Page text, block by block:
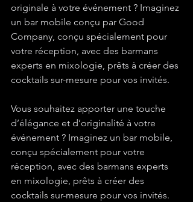
originale à votre événement ? Imaginez
un bar mobile conçu par Good
Company, conçu spécialement pour
votre réception, avec des barmans
experts en mixologie, prêts à créer des
cocktails sur-mesure pour vos invités.
Vous souhaitez apporter une touche
d’élégance et d’originalité à votre
événement ? Imaginez un bar mobile,
conçu spécialement pour votre
réception, avec des barmans experts
en mixologie, prêts à créer des
cocktails sur-mesure pour vos invités.